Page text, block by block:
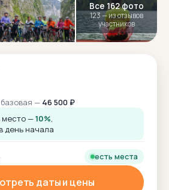
Все 162 фото
123 — из отзывов
участников
базовая — 46 500 ₽
место —10%,
день начала
есть места
даты и цены